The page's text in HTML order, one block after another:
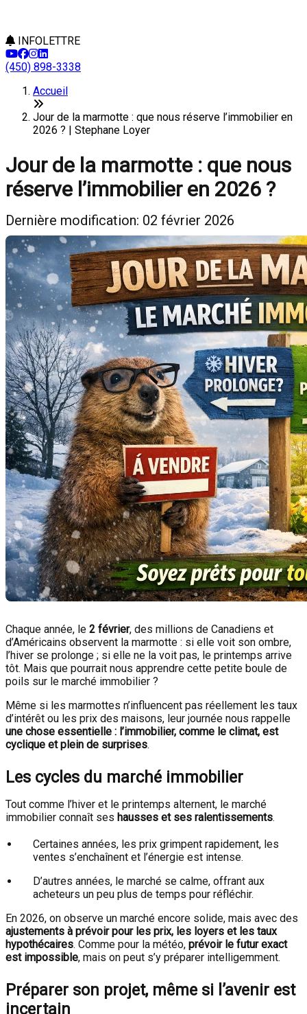
INFOLETTRE
(450) 898-3338
Accueil
Jour de la marmotte : que nous réserve l’immobilier en
2026 ? | Stephane Loyer
Jour de la marmotte : que nous
réserve l’immobilier en 2026 ?
Dernière modification: 02 février 2026
Chaque année, le 2 février, des millions de Canadiens et
d’Américains observent la marmotte : si elle voit son ombre,
l’hiver se prolonge ; si elle ne la voit pas, le printemps arrive
tôt. Mais que pourrait nous apprendre cette petite boule de
poils sur le marché immobilier ?
Même si les marmottes n’influencent pas réellement les taux
d’intérêt ou les prix des maisons, leur journée nous rappelle
une chose essentielle : l’immobilier, comme le climat, est
cyclique et plein de surprises.
Les cycles du marché immobilier
Tout comme l’hiver et le printemps alternent, le marché
immobilier connaît ses hausses et ses ralentissements.
Certaines années, les prix grimpent rapidement, les
ventes s’enchaînent et l’énergie est intense.
D’autres années, le marché se calme, offrant aux
acheteurs un peu plus de temps pour réfléchir.
En 2026, on observe un marché encore solide, mais avec des
ajustements à prévoir pour les prix, les loyers et les taux
hypothécaires. Comme pour la météo, prévoir le futur exact
est impossible, mais on peut s’y préparer intelligemment.
Préparer son projet, même si l’avenir est
incertain